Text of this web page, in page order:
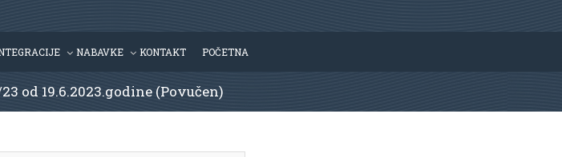
NABAVKE KONTAKT POČETNA
od 19.6.2023.godine (Povučen)